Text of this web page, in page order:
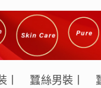
丨 蠶絲男裝丨